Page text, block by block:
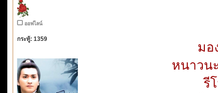
ออฟไลน์
กระทู้: 1359
มอ
หนาวน
รี